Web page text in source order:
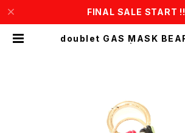
FINAL SALE START !!
doublet GAS MASK BEAR KEY